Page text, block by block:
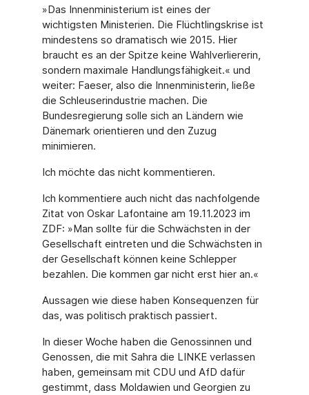
»Das Innenministerium ist eines der
wichtigsten Ministerien. Die Flüchtlingskrise ist
mindestens so dramatisch wie 2015. Hier
braucht es an der Spitze keine Wahlverliererin,
sondern maximale Handlungsfähigkeit.« und
weiter: Faeser, also die Innenministerin, ließe
die Schleuserindustrie machen. Die
Bundesregierung solle sich an Ländern wie
Dänemark orientieren und den Zuzug
minimieren.
Ich möchte das nicht kommentieren.
Ich kommentiere auch nicht das nachfolgende
Zitat von Oskar Lafontaine am 19.11.2023 im
ZDF: »Man sollte für die Schwächsten in der
Gesellschaft eintreten und die Schwächsten in
der Gesellschaft können keine Schlepper
bezahlen. Die kommen gar nicht erst hier an.«
Aussagen wie diese haben Konsequenzen für
das, was politisch praktisch passiert.
In dieser Woche haben die Genossinnen und
Genossen, die mit Sahra die LINKE verlassen
haben, gemeinsam mit CDU und AfD dafür
gestimmt, dass Moldawien und Georgien zu